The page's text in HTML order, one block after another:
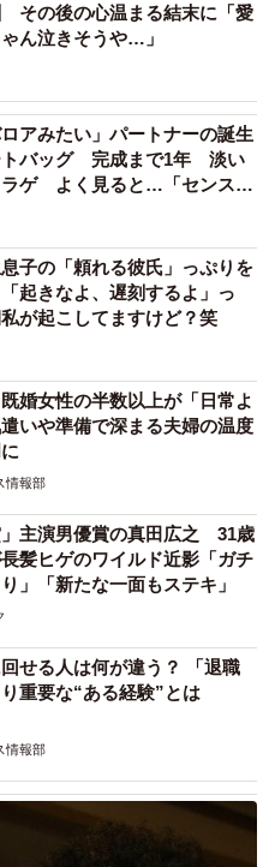
その後の心温まる結末に「愛
ん泣きそうや…」
ロアみたい」パートナーの誕生
トバッグ 完成まで1年 淡い
ラゲ よく見ると…「センスす
息子の「頼れる彼氏」っぷりを
起きなよ、遅刻するよ」っ
が起こしてますけど？笑
既婚女性の半数以上が「日常よ
いや準備で深まる夫婦の温度
情報部
主演男優賞の真田広之 31歳
髪ヒゲのワイルド近影「ガチ
」「新たな一面もステキ」
せる人は何が違う？ 「退職
重要な“ある経験”とは
情報部